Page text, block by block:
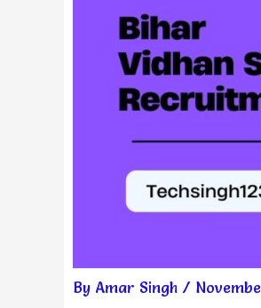
By Amar Singh /